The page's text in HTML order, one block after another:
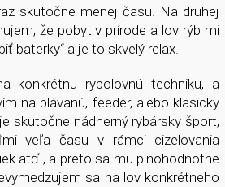
skutočne menej času. Na druhej
že pobyt v prírode a lov rýb mi
baterky“ a je to skvelý relax.
konkrétnu rybolovnú techniku, a
na plávanú, feeder, alebo klasicky
skutočne nádherný rybársky šport,
veľa času v rámci cizelovania
atď., a preto sa mu plnohodnotne
sa na lov konkrétneho